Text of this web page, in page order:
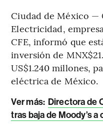
Ciudad de México —
Electricidad,
CFE, informó que
inversión de
US$1.240 millones,
eléctrica de México.
Ver más: Directora de
tras baja de Moody’s